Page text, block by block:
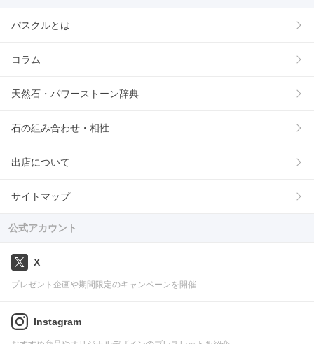
パスクルとは
コラム
天然石・パワーストーン辞典
石の組み合わせ・相性
出店について
サイトマップ
公式アカウント
X
プレゼント企画や期間限定のキャンペーンを開催
Instagram